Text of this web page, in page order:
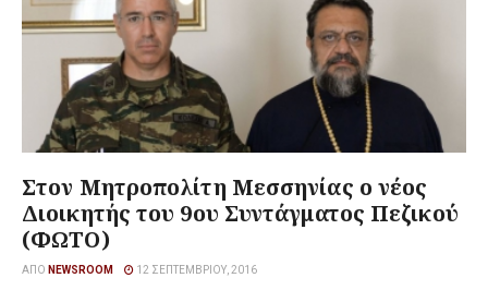
Στον Μητροπολίτη Μεσσηνίας ο νέος
Διοικητής του 9ου Συντάγματος Πεζικού
(ΦΩΤΟ)
ΑΠΌ NEWSROOM 12 ΣΕΠΤΕΜΒΡΊΟΥ, 2016